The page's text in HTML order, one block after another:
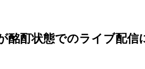
酩酊状態でのライブ配